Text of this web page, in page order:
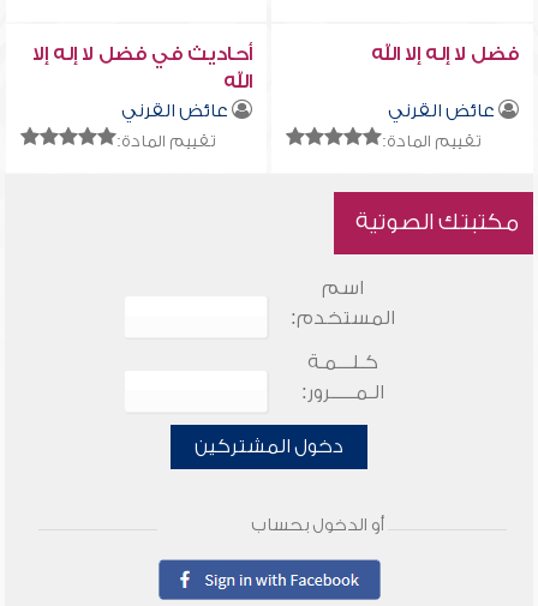
فضل لا إله إلا الله
عائض القرني
تقييم المادة:
أحاديث في فضل لا إله إلا
الله
عائض القرني
تقييم المادة:
مكتبتك الصوتية
اسم
المستخدم:
كـلـــمـة
الـمـــــرور:
دخول المشتركين
أو الدخول بحساب